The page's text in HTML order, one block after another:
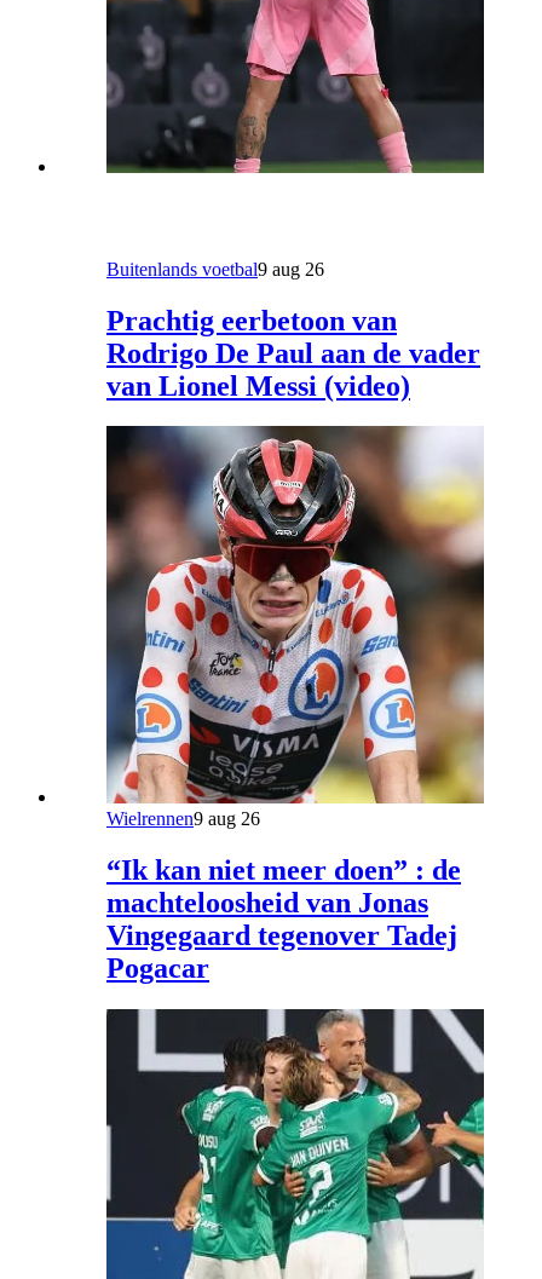
Buitenlands voetbal9 aug 26
Prachtig eerbetoon van
Rodrigo De Paul aan de vader
van Lionel Messi (video)
Wielrennen9 aug 26
“Ik kan niet meer doen” : de
machteloosheid van Jonas
Vingegaard tegenover Tadej
Pogacar